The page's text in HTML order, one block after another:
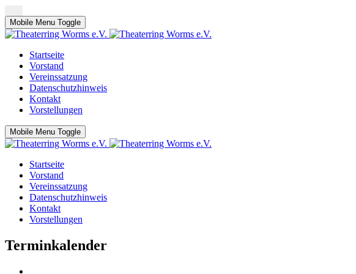
Mobile Menu Toggle
Startseite
Vorstand
Vereinssatzung
Datenschutzhinweis
Kontakt
Vorstellungen
Mobile Menu Toggle
Startseite
Vorstand
Vereinssatzung
Datenschutzhinweis
Kontakt
Vorstellungen
Terminkalender